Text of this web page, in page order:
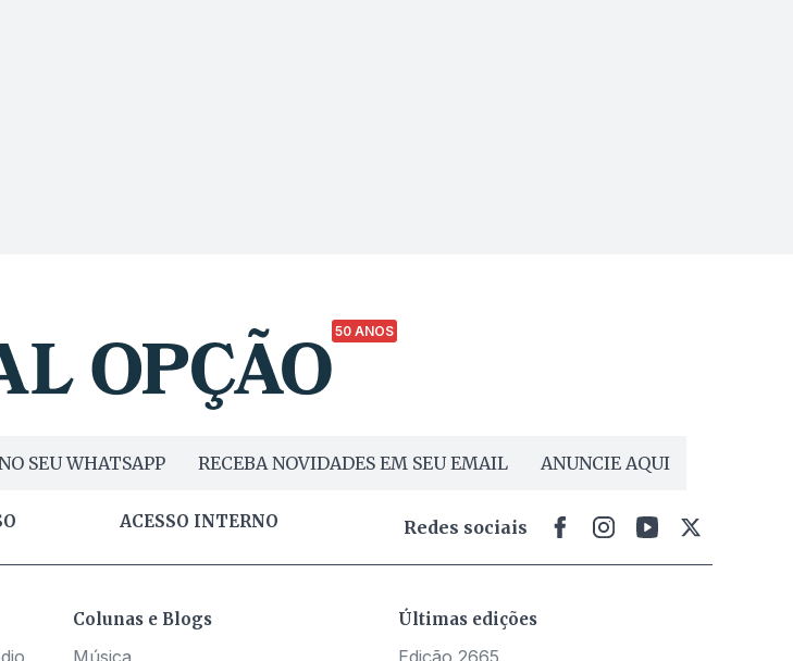
50 ANOS
SEU WHATSAPP RECEBA NOVIDADES EM SEU EMAIL ANUNCIE AQUI
ACESSO INTERNO Redes sociais
Colunas e Blogs
Música
Últimas edições
Edição 2665